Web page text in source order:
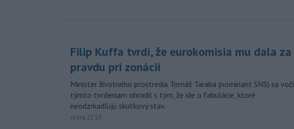
Filip Kuffa tvrdí, že eurokomisia mu dala za
pravdu pri zonácii
Minister životného prostredia Tomáš Taraba (nominant SNS) sa voči
týmto tvrdeniam ohradil s tým, že ide o fabulácie, ktoré
neodzrkadľujú skutkový stav.
včera 22:53